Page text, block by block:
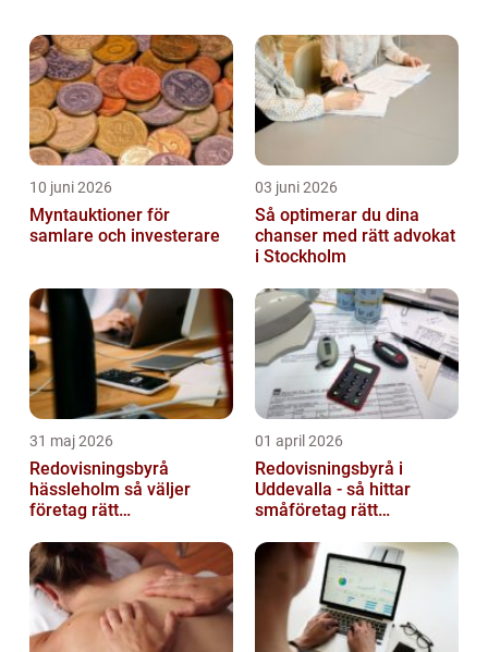
intäkter som genereras genom företag...
10 juni 2026
Myntauktioner för
samlare och investerare
03 juni 2026
Så optimerar du dina
chanser med rätt advokat
i Stockholm
31 maj 2026
Redovisningsbyrå
hässleholm så väljer
företag rätt
01 april 2026
Redovisningsbyrå i
Uddevalla - så hittar
småföretag rätt